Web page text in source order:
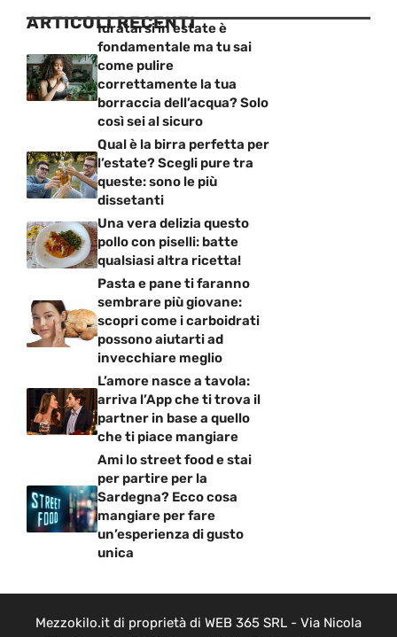
ARTICOLI RECENTI
Idratarsi in estate è
fondamentale ma tu sai
come pulire
correttamente la tua
borraccia dell’acqua? Solo
così sei al sicuro
Qual è la birra perfetta per
l’estate? Scegli pure tra
queste: sono le più
dissetanti
Una vera delizia questo
pollo con piselli: batte
qualsiasi altra ricetta!
Pasta e pane ti faranno
sembrare più giovane:
scopri come i carboidrati
possono aiutarti ad
invecchiare meglio
L’amore nasce a tavola:
arriva l’App che ti trova il
partner in base a quello
che ti piace mangiare
Ami lo street food e stai
per partire per la
Sardegna? Ecco cosa
mangiare per fare
un’esperienza di gusto
unica
Mezzokilo.it di proprietà di WEB 365 SRL - Via Nicola